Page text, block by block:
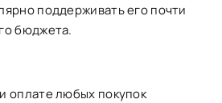
поддерживать его почти
бюджета.
оплате любых покупок